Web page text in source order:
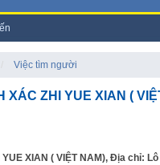
Việc tìm người
XÁC ZHI YUE XIAN (
XIAN ( VIỆT NAM), Địa chỉ: